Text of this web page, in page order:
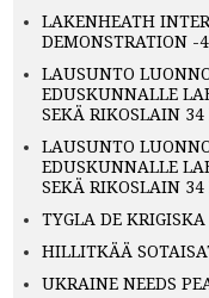
LAKENHEATH
DEMONSTRATION -
LAUSUNTO
EDUSKUNNALLE
SEKÄ RIKOSLAIN
LAUSUNTO
EDUSKUNNALLE
SEKÄ RIKOSLAIN
TYGLA DE
HILLITKÄÄ
UKRAINE NEEDS